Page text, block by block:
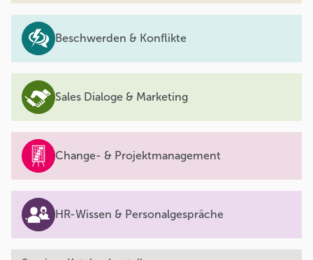
Beschwerden & Konflikte
Sales Dialoge & Marketing
Change- & Projektmanagement
HR-Wissen & Personalgespräche